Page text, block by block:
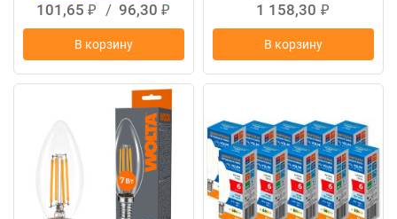
101,65 ₽ / 96,30 ₽
В корзину
1 158,30 ₽
В корзину